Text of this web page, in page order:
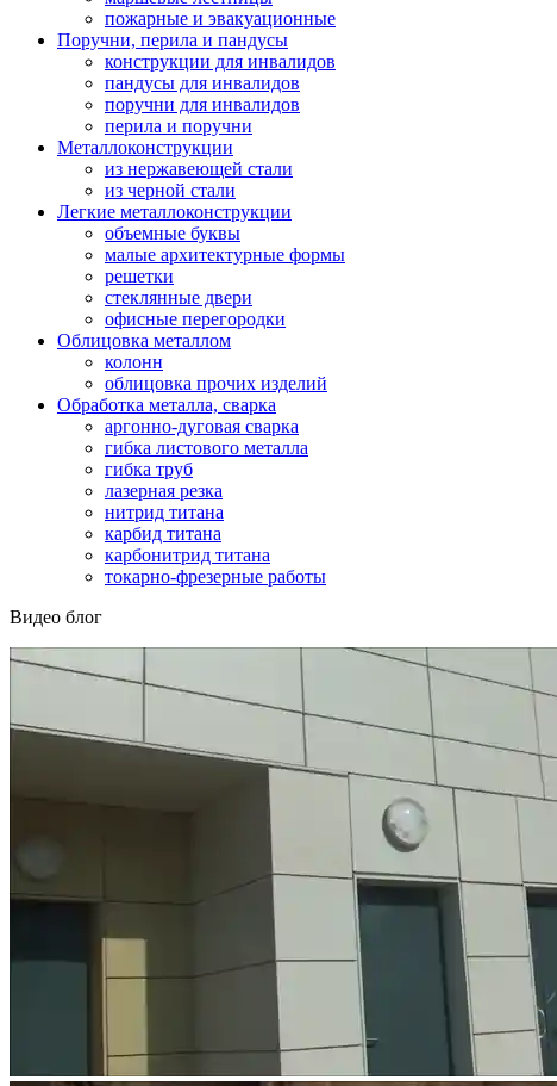
пожарные и эвакуационные
Поручни, перила и пандусы
конструкции для инвалидов
пандусы для инвалидов
поручни для инвалидов
перила и поручни
Металлоконструкции
из нержавеющей стали
из черной стали
Легкие металлоконструкции
объемные буквы
малые архитектурные формы
решетки
стеклянные двери
офисные перегородки
Облицовка металлом
колонн
облицовка прочих изделий
Обработка металла, сварка
аргонно-дуговая сварка
гибка листового металла
гибка труб
лазерная резка
нитрид титана
карбид титана
карбонитрид титана
токарно-фрезерные работы
Видео блог